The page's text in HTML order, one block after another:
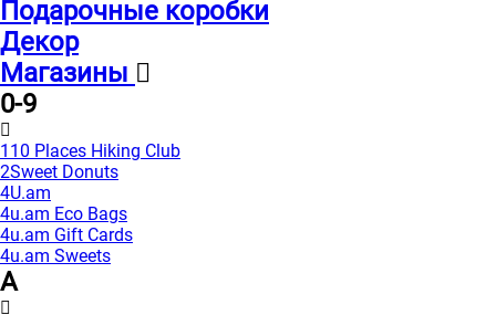
Подарочные коробки
Декор
Магазины
0-9
110 Places Hiking Club
2Sweet Donuts
4U.am
4u.am Eco Bags
4u.am Gift Cards
4u.am Sweets
A